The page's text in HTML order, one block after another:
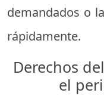
demandados o
rápidamente.
Derechos
el